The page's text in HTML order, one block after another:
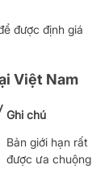
được định giá
Việt Nam
Ghi chú
Bản giới hạn rất
được ưa chuộng